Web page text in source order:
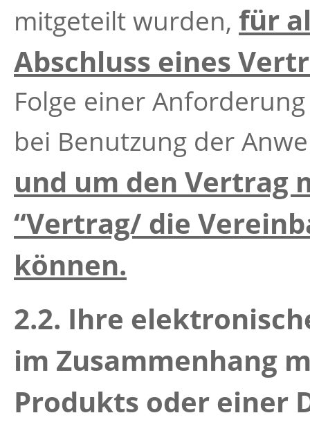
mitgeteilt wurden, für
Abschluss eines
Folge einer
bei Benutzung der
und um den Vertrag
“Vertrag/ die
können.
2.2. Ihre
im Zusammenhang
Produkts oder einer